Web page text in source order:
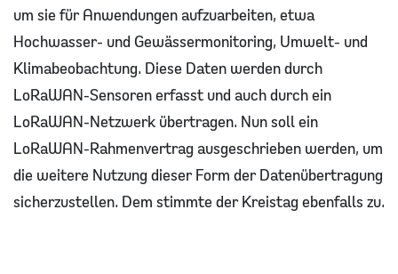
um sie für Anwendungen aufzuarbeiten, etwa
Hochwasser- und Gewässermonitoring, Umwelt- und
Klimabeobachtung. Diese Daten werden durch
LoRaWAN-Sensoren erfasst und auch durch ein
LoRaWAN-Netzwerk übertragen. Nun soll ein
LoRaWAN-Rahmenvertrag ausgeschrieben werden, um
die weitere Nutzung dieser Form der Datenübertragung
sicherzustellen. Dem stimmte der Kreistag ebenfalls zu.